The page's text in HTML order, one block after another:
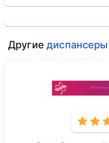
Другие